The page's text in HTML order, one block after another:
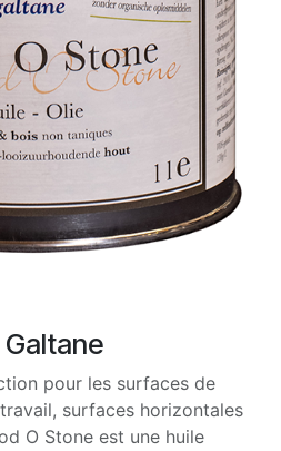
pour les surfaces de
surfaces horizontales
O Stone est une huile